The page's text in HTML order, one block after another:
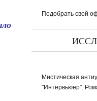
Подобрать свой
Мистическая
"Интервьюер".